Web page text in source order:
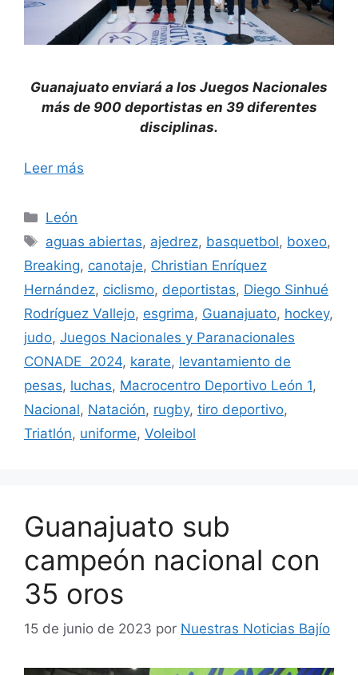
Guanajuato enviará a los Juegos Nacionales
más de 900 deportistas en 39 diferentes
disciplinas.
Leer más
Categorías
León
Etiquetas
aguas abiertas, ajedrez, basquetbol, boxeo,
Breaking, canotaje, Christian Enríquez
Hernández, ciclismo, deportistas, Diego Sinhué
Rodríguez Vallejo, esgrima, Guanajuato, hockey,
judo, Juegos Nacionales y Paranacionales
CONADE 2024, karate, levantamiento de
pesas, luchas, Macrocentro Deportivo León 1,
Nacional, Natación, rugby, tiro deportivo,
Triatlón, uniforme, Voleibol
Guanajuato sub
campeón nacional con
35 oros
15 de junio de 2023 por Nuestras Noticias Bajío